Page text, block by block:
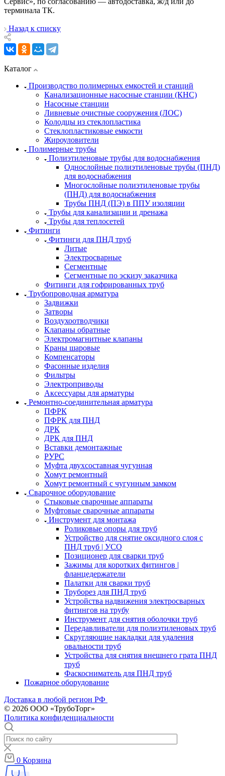
терминала ТК.
Назад к списку
Каталог
Производство полимерных емкостей и станций
Канализационные насосные станции (КНС)
Насосные станции
Ливневые очистные сооружения (ЛОС)
Колодцы из стеклопластика
Стеклопластиковые емкости
Жироуловители
Полимерные трубы
Полиэтиленовые трубы для водоснабжения
Однослойные полиэтиленовые трубы (ПНД)
для водоснабжения
Многослойные полиэтиленовые трубы
(ПНД) для водоснабжения
Трубы ПНД (ПЭ) в ППУ изоляции
Трубы для канализации и дренажа
Трубы для теплосетей
Фитинги
Фитинги для ПНД труб
Литые
Электросварные
Сегментные
Сегментные по эскизу заказчика
Фитинги для гофрированных труб
Трубопроводная арматура
Задвижки
Затворы
Воздухоотводчики
Клапаны обратные
Электромагнитные клапаны
Краны шаровые
Компенсаторы
Фасонные изделия
Фильтры
Электроприводы
Аксессуары для арматуры
Ремонтно-соединительная арматура
ПФРК
ПФРК для ПНД
ДРК
ДРК для ПНД
Вставки демонтажные
РУРС
Муфта двухсоставная чугунная
Хомут ремонтный
Хомут ремонтный с чугунным замком
Сварочное оборудование
Стыковые сварочные аппараты
Муфтовые сварочные аппараты
Инструмент для монтажа
Роликовые опоры для труб
Устройство для снятие оксидного слоя с
ПНД труб | УСО
Позиционер для сварки труб
Зажимы для коротких фитингов |
фланцедержатели
Палатки для сварки труб
Труборез для ПНД труб
Устройства надвижения электросварных
фитингов на трубу
Инструмент для снятия оболочки труб
Передавливатели для полиэтиленовых труб
Скругляющие накладки для удаления
овальности труб
Устройства для снятия внешнего грата ПНД
труб
Фаскосниматель для ПНД труб
Пожарное оборудование
Доставка в любой регион РФ
© 2026 ООО «ТрубоТорг»
Политика конфиденциальности
0 Корзина